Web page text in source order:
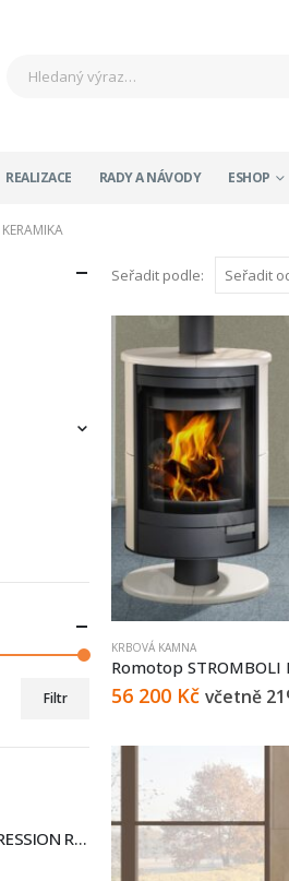
REALIZACE RADY A NÁVODY ESHOP
KERAMIKA
Seřadit podle:
KRBOVÁ KAMNA
Romotop STROMBOLI
56 200 Kč včetně
Filtr
Romotop IMPRESSION R/L 2g S 71.60.34.21